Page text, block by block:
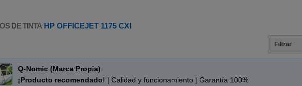
DE TINTA HP OFFICEJET 1175 CXI
Filtrar
Q-Nomic (Marca Propia)
¡Producto recomendado! | Calidad y funcionamiento | Garantía 100%